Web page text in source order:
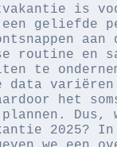
is
een geliefde
aan
routine en
te
data variëren
het
Dus,
2025?